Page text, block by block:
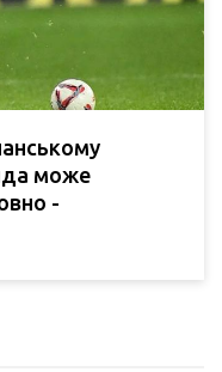
може
-